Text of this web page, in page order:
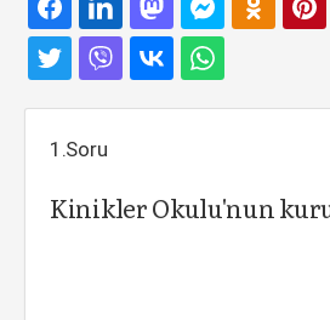
1.Soru
Kinikler Okulu'nun